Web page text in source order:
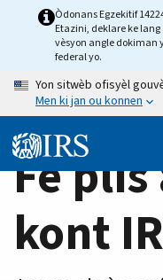
HomeÒdonans Egzekitif
Etazini, deklare ke
vèsyon angle dokiman
federal yo.
Yon sitwèb ofisyèl
Men ki jan ou konnen
Fè
kont